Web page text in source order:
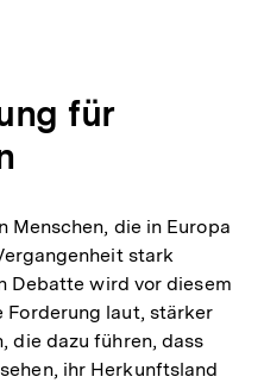
für
Menschen, die in Europa
stark
Debatte wird vor diesem
Forderung laut, stärker
die dazu führen, dass
ihr Herkunftsland